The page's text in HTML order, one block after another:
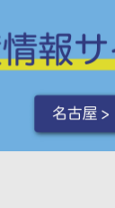
名古屋 >